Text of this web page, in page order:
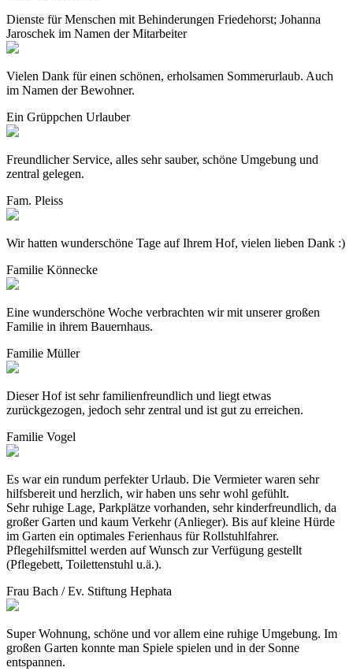
Dienste für Menschen mit Behinderungen Friedehorst; Johanna
Jaroschek im Namen der Mitarbeiter
Vielen Dank für einen schönen, erholsamen Sommerurlaub. Auch
im Namen der Bewohner.
Ein Grüppchen Urlauber
Freundlicher Service, alles sehr sauber, schöne Umgebung und
zentral gelegen.
Fam. Pleiss
Wir hatten wunderschöne Tage auf Ihrem Hof, vielen lieben Dank :)
Familie Könnecke
Eine wunderschöne Woche verbrachten wir mit unserer großen
Familie in ihrem Bauernhaus.
Familie Müller
Dieser Hof ist sehr familienfreundlich und liegt etwas
zurückgezogen, jedoch sehr zentral und ist gut zu erreichen.
Familie Vogel
Es war ein rundum perfekter Urlaub. Die Vermieter waren sehr
hilfsbereit und herzlich, wir haben uns sehr wohl gefühlt.
Sehr ruhige Lage, Parkplätze vorhanden, sehr kinderfreundlich, da
großer Garten und kaum Verkehr (Anlieger). Bis auf kleine Hürde
im Garten ein optimales Ferienhaus für Rollstuhlfahrer.
Pflegehilfsmittel werden auf Wunsch zur Verfügung gestellt
(Pflegebett, Toilettenstuhl u.ä.).
Frau Bach / Ev. Stiftung Hephata
Super Wohnung, schöne und vor allem eine ruhige Umgebung. Im
großen Garten konnte man Spiele spielen und in der Sonne
entspannen.